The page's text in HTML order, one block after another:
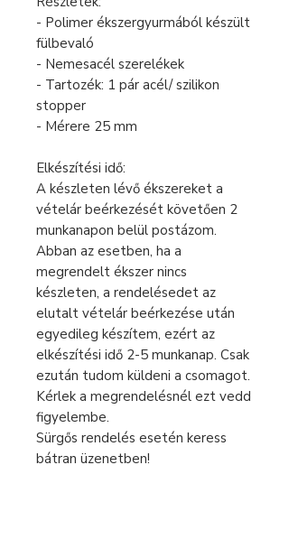
- Polimer ékszergyurmából készült
fülbevaló
- Nemesacél szerelékek
- Tartozék: 1 pár acél/ szilikon
stopper
- Mérere 25 mm
Elkészítési idő:
A készleten lévő ékszereket a
vételár beérkezését követően 2
munkanapon belül postázom.
Abban az esetben, ha a
megrendelt ékszer nincs
készleten, a rendelésedet az
elutalt vételár beérkezése után
egyedileg készítem, ezért az
elkészítési idő 2-5 munkanap. Csak
ezután tudom küldeni a csomagot.
Kérlek a megrendelésnél ezt vedd
figyelembe.
Sürgős rendelés esetén keress
bátran üzenetben!